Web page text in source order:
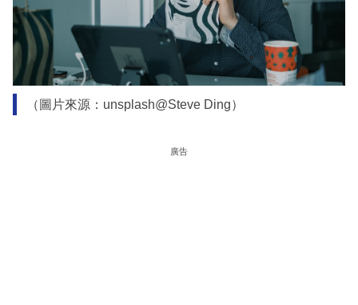
（圖片來源：unsplash@Steve Ding）
廣告